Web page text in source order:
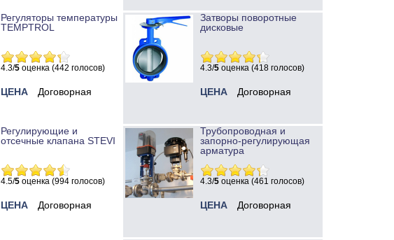
Регуляторы температуры
TEMPTROL
4.3/5 оценка (442 голосов)
ЦЕНА Договорная
Затворы поворотные
дисковые
4.3/5 оценка (418 голосов)
ЦЕНА Договорная
Регулирующие и
отсечные клапана STEVI
4.5/5 оценка (994 голосов)
ЦЕНА Договорная
Трубопроводная и
запорно-регулирующая
арматура
4.3/5 оценка (461 голосов)
ЦЕНА Договорная